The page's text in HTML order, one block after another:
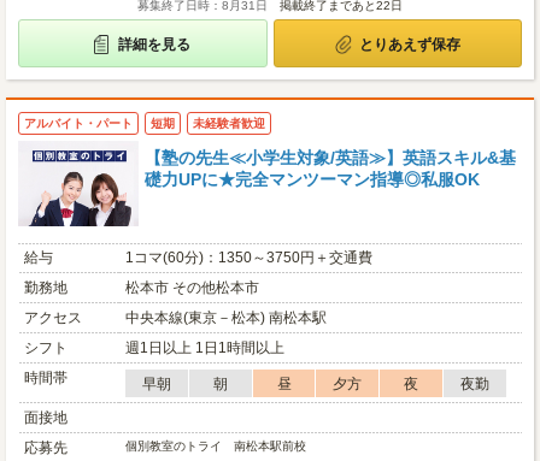
募集終了日時：8月31日 掲載終了まであと22日
詳細を見る とりあえず保存
アルバイト・パート 短期 未経験者歓迎
【塾の先生≪小学生対象/英語≫】英語スキル&基
礎力UPに★完全マンツーマン指導◎私服OK
給与
1コマ(60分)：1350～3750円＋交通費
勤務地
松本市 その他松本市
アクセス
中央本線(東京－松本) 南松本駅
シフト
週1日以上 1日1時間以上
時間帯
早朝 朝 昼 夕方 夜
夜勤
面接地
応募先
個別教室のトライ 南松本駅前校